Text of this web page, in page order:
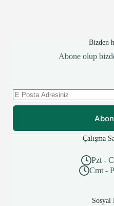
Bizden
Abone olup
Çalışma
Pzt -
Cmt -
Sosyal